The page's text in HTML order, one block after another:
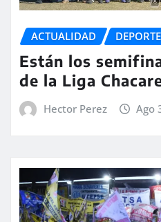
ACTUALIDAD
Están los
de la Liga
Hector Perez Ago